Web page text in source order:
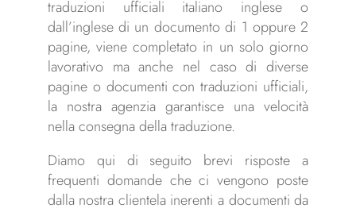
traduzioni ufficiali italiano inglese o
dall’inglese di un documento di 1 oppure 2
pagine, viene completato in un solo giorno
lavorativo ma anche nel caso di diverse
pagine o documenti con traduzioni ufficiali,
la nostra agenzia garantisce una velocità
nella consegna della traduzione.
Diamo qui di seguito brevi risposte a
frequenti domande che ci vengono poste
dalla nostra clientela inerenti a documenti da